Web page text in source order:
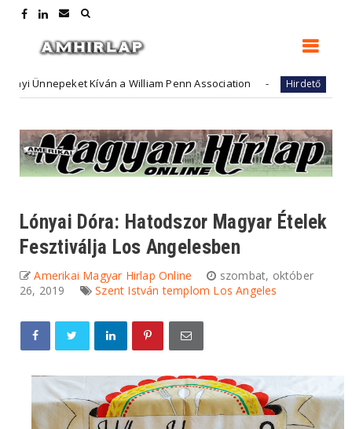
Kíván a William Penn Association Hirdető FutureArt -
Lónyai Dóra: Hatodszor Magyar Ételek
Fesztiválja Los Angelesben
Amerikai Magyar Hirlap Online
szombat, október
26, 2019
Szent István templom Los Angeles